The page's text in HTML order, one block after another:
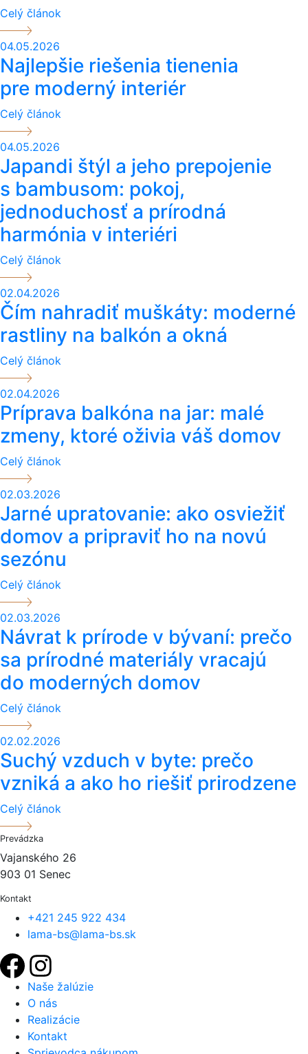
Celý článok
04.05.2026
Najlepšie riešenia tienenia
pre moderný interiér
Celý článok
04.05.2026
Japandi štýl a jeho prepojenie
s bambusom: pokoj,
jednoduchosť a prírodná
harmónia v interiéri
Celý článok
02.04.2026
Čím nahradiť muškáty: moderné
rastliny na balkón a okná
Celý článok
02.04.2026
Príprava balkóna na jar: malé
zmeny, ktoré oživia váš domov
Celý článok
02.03.2026
Jarné upratovanie: ako osviežiť
domov a pripraviť ho na novú
sezónu
Celý článok
02.03.2026
Návrat k prírode v bývaní: prečo
sa prírodné materiály vracajú
do moderných domov
Celý článok
02.02.2026
Suchý vzduch v byte: prečo
vzniká a ako ho riešiť prirodzene
Celý článok
Prevádzka
Vajanského 26
903 01 Senec
Kontakt
+421 245 922 434
lama-bs@lama-bs.sk
Naše žalúzie
O nás
Realizácie
Kontakt